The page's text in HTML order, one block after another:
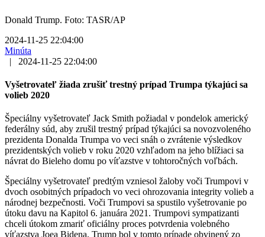
Donald Trump. Foto: TASR/AP
2024-11-25 22:04:00
Minúta
|
2024-11-25 22:04:00
Vyšetrovateľ žiada zrušiť trestný prípad Trumpa týkajúci sa
volieb 2020
Špeciálny vyšetrovateľ Jack Smith požiadal v pondelok americký
federálny súd, aby zrušil trestný prípad týkajúci sa novozvoleného
prezidenta Donalda Trumpa vo veci snáh o zvrátenie výsledkov
prezidentských volieb v roku 2020 vzhľadom na jeho blížiaci sa
návrat do Bieleho domu po víťazstve v tohtoročných voľbách.
Špeciálny vyšetrovateľ predtým vzniesol žaloby voči Trumpovi v
dvoch osobitných prípadoch vo veci ohrozovania integrity volieb a
národnej bezpečnosti. Voči Trumpovi sa spustilo vyšetrovanie po
útoku davu na Kapitol 6. januára 2021. Trumpovi sympatizanti
chceli útokom zmariť oficiálny proces potvrdenia volebného
víťazstva Joea Bidena. Trump bol v tomto prípade obvinený zo